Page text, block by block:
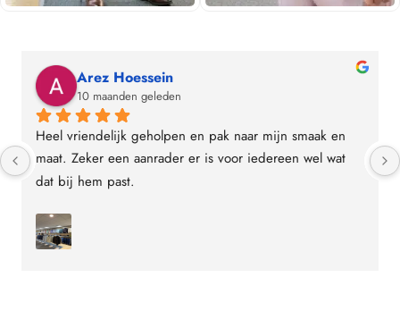
Arez Hoessein
10 maanden geleden
Heel vriendelijk geholpen en pak naar mijn smaak en
maat. Zeker een aanrader er is voor iedereen wel wat
dat bij hem past.